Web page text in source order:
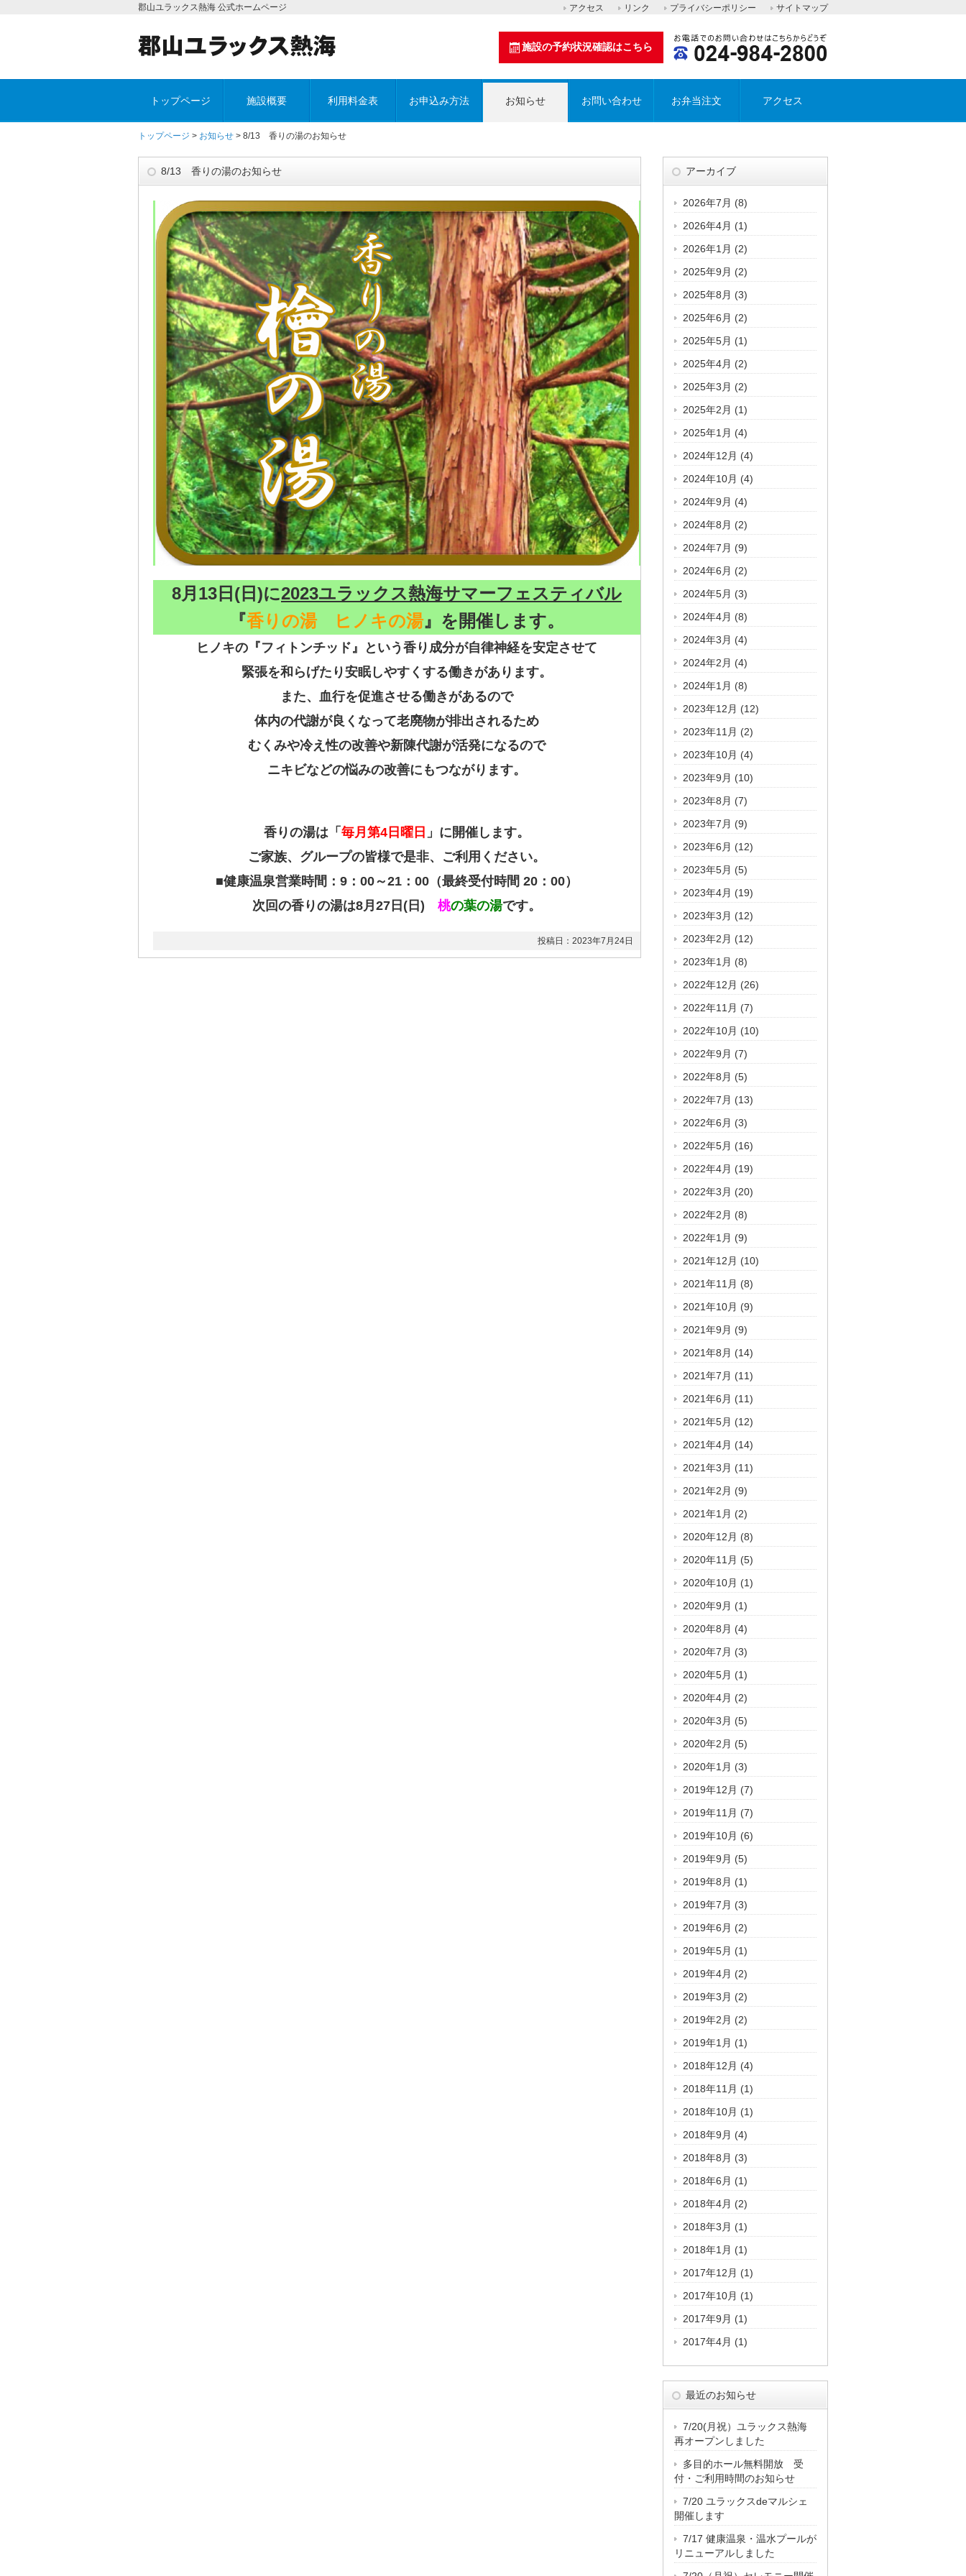
郡山ユラックス熱海 公式ホームページ アクセス リンク プライバシーポリシー サイトマップ
施設の予約状況確認はこちら
トップページ 施設概要 利用料金表 お申込み方法 お知らせ お問い合わせ お弁当注文 アクセス
トップページ > お知らせ > 8/13 香りの湯のお知らせ
8/13 香りの湯のお知らせ
8月13日(日)に2023ユラックス熱海サマーフェスティバル
『香りの湯 ヒノキの湯』を開催します。
ヒノキの『フィトンチッド』という香り成分が自律神経を安定させて
緊張を和らげたり安眠しやすくする働きがあります。
また、血行を促進させる働きがあるので
体内の代謝が良くなって老廃物が排出されるため
むくみや冷え性の改善や新陳代謝が活発になるので
ニキビなどの悩みの改善にもつながります。
香りの湯は「 毎月第4日曜日 」に開催します。
ご家族、グループの皆様で是非、ご利用ください。
■健康温泉営業時間：9：00～21：00（最終受付時間 20：00）
次回の香りの湯は8月27日(日) 桃の葉の湯です。
投稿日：2023年7月24日
アーカイブ
2026年7月 (8)
2026年4月 (1)
2026年1月 (2)
2025年9月 (2)
2025年8月 (3)
2025年6月 (2)
2025年5月 (1)
2025年4月 (2)
2025年3月 (2)
2025年2月 (1)
2025年1月 (4)
2024年12月 (4)
2024年10月 (4)
2024年9月 (4)
2024年8月 (2)
2024年7月 (9)
2024年6月 (2)
2024年5月 (3)
2024年4月 (8)
2024年3月 (4)
2024年2月 (4)
2024年1月 (8)
2023年12月 (12)
2023年11月 (2)
2023年10月 (4)
2023年9月 (10)
2023年8月 (7)
2023年7月 (9)
2023年6月 (12)
2023年5月 (5)
2023年4月 (19)
2023年3月 (12)
2023年2月 (12)
2023年1月 (8)
2022年12月 (26)
2022年11月 (7)
2022年10月 (10)
2022年9月 (7)
2022年8月 (5)
2022年7月 (13)
2022年6月 (3)
2022年5月 (16)
2022年4月 (19)
2022年3月 (20)
2022年2月 (8)
2022年1月 (9)
2021年12月 (10)
2021年11月 (8)
2021年10月 (9)
2021年9月 (9)
2021年8月 (14)
2021年7月 (11)
2021年6月 (11)
2021年5月 (12)
2021年4月 (14)
2021年3月 (11)
2021年2月 (9)
2021年1月 (2)
2020年12月 (8)
2020年11月 (5)
2020年10月 (1)
2020年9月 (1)
2020年8月 (4)
2020年7月 (3)
2020年5月 (1)
2020年4月 (2)
2020年3月 (5)
2020年2月 (5)
2020年1月 (3)
2019年12月 (7)
2019年11月 (7)
2019年10月 (6)
2019年9月 (5)
2019年8月 (1)
2019年7月 (3)
2019年6月 (2)
2019年5月 (1)
2019年4月 (2)
2019年3月 (2)
2019年2月 (2)
2019年1月 (1)
2018年12月 (4)
2018年11月 (1)
2018年10月 (1)
2018年9月 (4)
2018年8月 (3)
2018年6月 (1)
2018年4月 (2)
2018年3月 (1)
2018年1月 (1)
2017年12月 (1)
2017年10月 (1)
2017年9月 (1)
2017年4月 (1)
最近のお知らせ
7/20(月祝）ユラックス熱海
再オープンしました
多目的ホール無料開放 受
付・ご利用時間のお知らせ
7/20 ユラックスdeマルシェ
開催します
7/17 健康温泉・温水プールが
リニューアルしました